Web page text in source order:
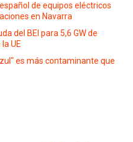
de equipos eléctricos
en Navarra
del BEI para 5,6 GW de
UE
es más contaminante que